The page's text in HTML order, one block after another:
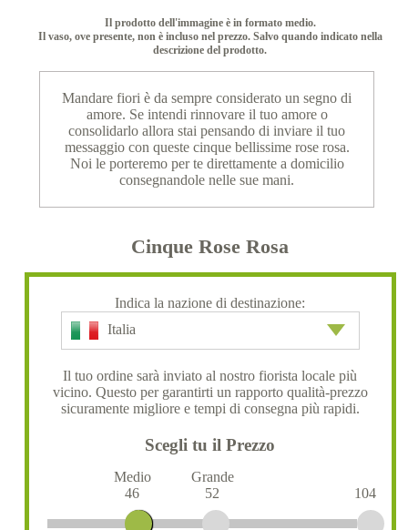
Il prodotto dell'immagine è in formato medio.
Il vaso, ove presente, non è incluso nel prezzo. Salvo quando indicato nella
descrizione del prodotto.
Mandare fiori è da sempre considerato un segno di
amore. Se intendi rinnovare il tuo amore o
consolidarlo allora stai pensando di inviare il tuo
messaggio con queste cinque bellissime rose rosa.
Noi le porteremo per te direttamente a domicilio
consegnandole nelle sue mani.
Cinque Rose Rosa
Indica la nazione di destinazione:
Italia
Il tuo ordine sarà inviato al nostro fiorista locale più
vicino. Questo per garantirti un rapporto qualità-prezzo
sicuramente migliore e tempi di consegna più rapidi.
Scegli tu il Prezzo
Medio
46
Grande
52
104